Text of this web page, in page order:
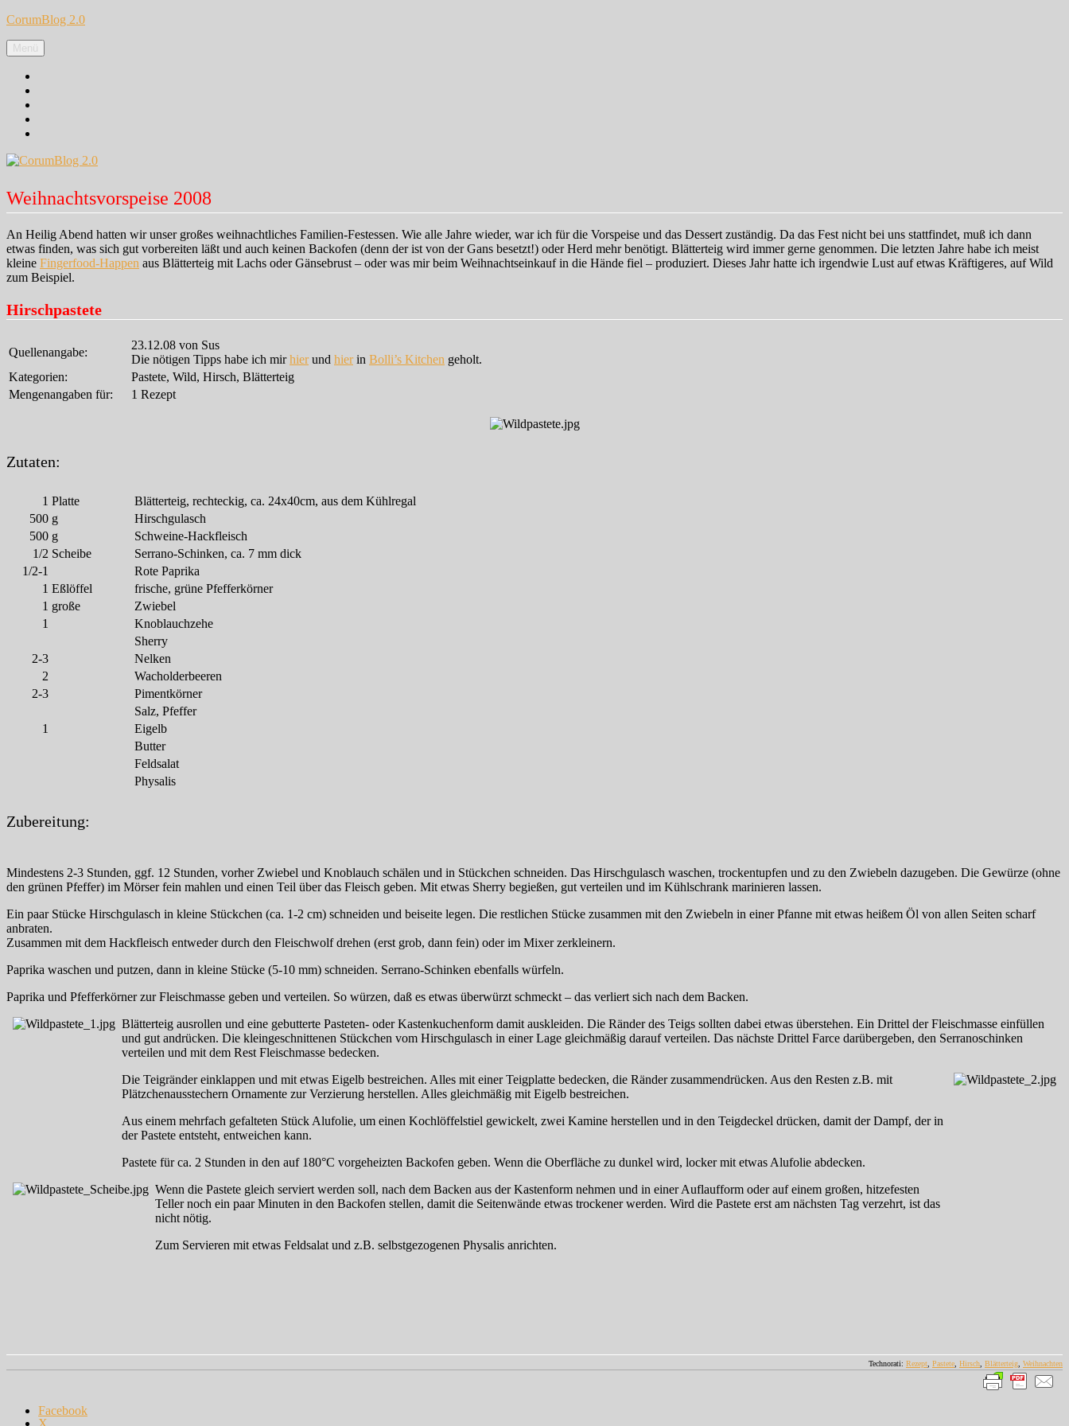
Zum
springen
CorumBlog 2.0
Menü
Weihnachtsvorspeise 2008
An Heilig Abend hatten wir unser großes weihnachtliches Familien-Festessen. Wie alle Jahre wieder, war ich für die Vorspeise und das Dessert zuständig. Da das Fest nicht bei uns stattfindet, muß ich dann
etwas finden, was sich gut vorbereiten läßt und auch keinen Backofen (denn der ist von der Gans besetzt!) oder Herd mehr benötigt. Blätterteig wird immer gerne genommen. Die letzten Jahre habe ich meist
kleine Fingerfood-Happen aus Blätterteig mit Lachs oder Gänsebrust – oder was mir beim Weihnachtseinkauf in die Hände fiel – produziert. Dieses Jahr hatte ich irgendwie Lust auf etwas Kräftigeres, auf Wild
zum Beispiel.
Hirschpastete
Quellenangabe:
23.12.08 von Sus
Die nötigen Tipps habe ich mirhierund hierin Bolli’s Kitchen geholt.
Kategorien:
Pastete, Wild, Hirsch, Blätterteig
Mengenangaben für:
1 Rezept
Zutaten:
1 Platte
Blätterteig, rechteckig, ca. 24x40cm, aus dem Kühlregal
500 g
Hirschgulasch
500 g
Schweine-Hackfleisch
1/2 Scheibe
Serrano-Schinken, ca. 7 mm dick
1/2-1
Rote Paprika
1 Eßlöffel
frische, grüne Pfefferkörner
1 große
Zwiebel
1
Knoblauchzehe
Sherry
2-3
Nelken
2
Wacholderbeeren
2-3
Pimentkörner
Salz, Pfeffer
1
Eigelb
Butter
Feldsalat
Physalis
Zubereitung:
Mindestens 2-3 Stunden, ggf. 12 Stunden, vorher Zwiebel und Knoblauch schälen und in Stückchen schneiden. Das Hirschgulasch waschen, trockentupfen und zu den Zwiebeln dazugeben. Die Gewürze (ohne
den grünen Pfeffer) im Mörser fein mahlen und einen Teil über das Fleisch geben. Mit etwas Sherry begießen, gut verteilen und im Kühlschrank marinieren lassen.
Ein paar Stücke Hirschgulasch in kleine Stückchen (ca. 1-2 cm) schneiden und beiseite legen. Die restlichen Stücke zusammen mit den Zwiebeln in einer Pfanne mit etwas heißem Öl von allen Seiten scharf
anbraten.
Zusammen mit dem Hackfleisch entweder durch den Fleischwolf drehen (erst grob, dann fein) oder im Mixer zerkleinern.
Paprika waschen und putzen, dann in kleine Stücke (5-10 mm) schneiden. Serrano-Schinken ebenfalls würfeln.
Paprika und Pfefferkörner zur Fleischmasse geben und verteilen. So würzen, daß es etwas überwürzt schmeckt – das verliert sich nach dem Backen.
Blätterteig ausrollen und eine gebutterte Pasteten- oder Kastenkuchenform damit auskleiden. Die Ränder des Teigs sollten dabei etwas überstehen. Ein Drittel der Fleischmasse einfüllen
und gut andrücken. Die kleingeschnittenen Stückchen vom Hirschgulasch in einer Lage gleichmäßig darauf verteilen. Das nächste Drittel Farce darübergeben, den Serranoschinken
verteilen und mit dem Rest Fleischmasse bedecken.
Die Teigränder einklappen und mit etwas Eigelb bestreichen. Alles mit einer Teigplatte bedecken, die Ränder zusammendrücken. Aus den Resten z.B. mit
Plätzchenausstechern Ornamente zur Verzierung herstellen. Alles gleichmäßig mit Eigelb bestreichen.
Aus einem mehrfach gefalteten Stück Alufolie, um einen Kochlöffelstiel gewickelt, zwei Kamine herstellen und in den Teigdeckel drücken, damit der Dampf, der in
der Pastete entsteht, entweichen kann.
Pastete für ca. 2 Stunden in den auf 180°C vorgeheizten Backofen geben. Wenn die Oberfläche zu dunkel wird, locker mit etwas Alufolie abdecken.
Wenn die Pastete gleich serviert werden soll, nach dem Backen aus der Kastenform nehmen und in einer Auflaufform oder auf einem großen, hitzefesten
Teller noch ein paar Minuten in den Backofen stellen, damit die Seitenwände etwas trockener werden. Wird die Pastete erst am nächsten Tag verzehrt, ist das
nicht nötig.
Zum Servieren mit etwas Feldsalat und z.B. selbstgezogenen Physalis anrichten.
Technorati: Rezept, Pastete, Hirsch, Blätterteig, Weihnachten
Facebook